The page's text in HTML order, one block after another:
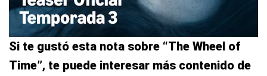
Si te gustó esta nota sobre “The Wheel of
Time”, te puede interesar más contenido de